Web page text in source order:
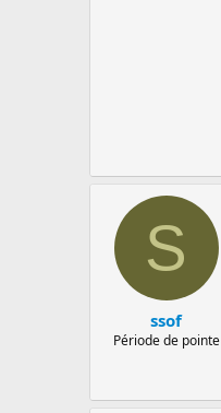
S
ssof
Période de pointe